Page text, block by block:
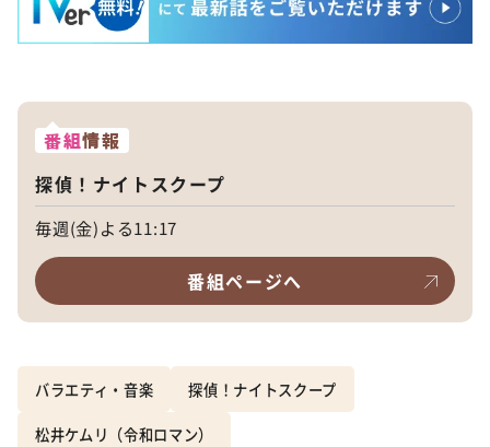
番組情報
探偵！ナイトスクープ
毎週(金)よる11:17
番組ページへ
バラエティ・音楽 探偵！ナイトスクープ
松井ケムリ（令和ロマン）